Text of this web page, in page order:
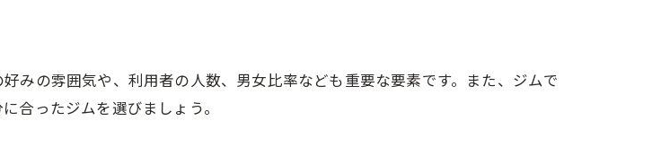
みの雰囲気や、利用者の人数、男女比率なども重要な要素です。また、ジムで
合ったジムを選びましょう。